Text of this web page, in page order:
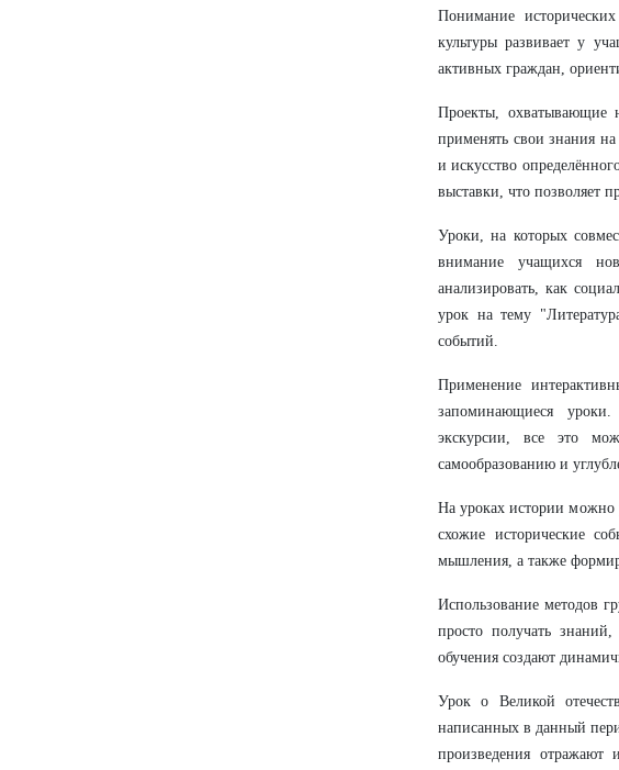
Понимание
культуры развивает у
активных граждан,
Проекты, охватывающие
применять свои знания
и искусство
выставки, что позволяет
Уроки, на которых
внимание учащихся
анализировать, как
урок на тему
событий.
Применение
запоминающиеся
экскурсии, все это
самообразованию и
На уроках истории можно
схожие исторические
мышления, а также
Использование методов
просто получать
обучения создают
Урок о Великой
написанных в данный
произведения отражают